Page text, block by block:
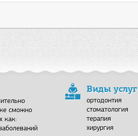
сможно
как:
Виды услуг
ортодонтия
стоматология
терапия
хирургия